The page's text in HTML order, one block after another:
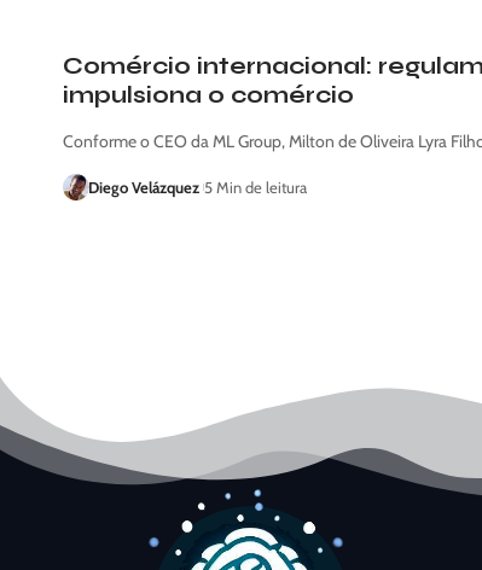
Comércio internacional:
impulsiona o comércio
Conforme o CEO da ML Group, Milton de Oliveira Lyra
Diego Velázquez 5 Min de leitura